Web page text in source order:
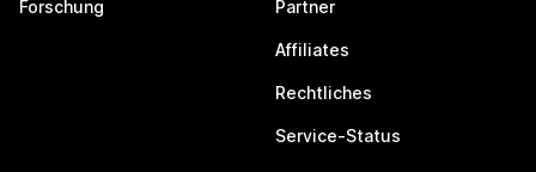
Forschung Partner
Affiliates
Rechtliches
Service-Status